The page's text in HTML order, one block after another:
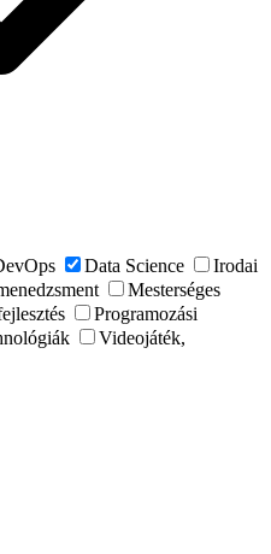
Data Science
Irodai
Mesterséges
Programozási
Videojáték,